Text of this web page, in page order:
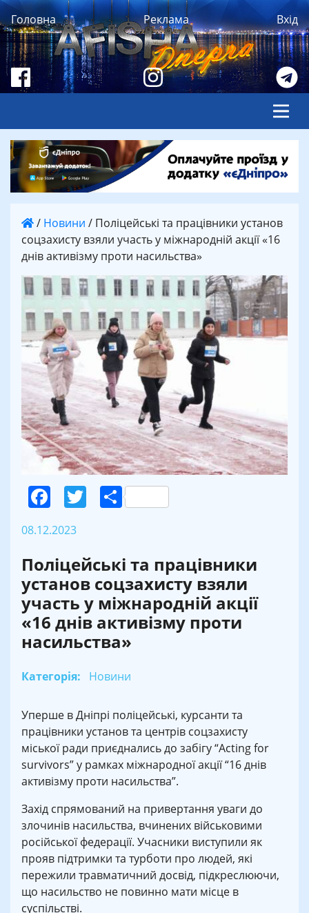
Головна Реклама Вхід
/ Новини / Поліцейські та працівники установ
соцзахисту взяли участь у міжнародній акції «16
днів активізму проти насильства»
Facebook
Twitter
Поділитися
08.12.2023
Поліцейські та працівники
установ соцзахисту взяли
участь у міжнародній акції
«16 днів активізму проти
насильства»
Категорія: Новини
Уперше в Дніпрі поліцейські, курсанти та
працівники установ та центрів соцзахисту
міської ради приєднались до забігу “Acting for
survivors” у рамках міжнародної акції “16 днів
активізму проти насильства”.
Захід спрямований на привертання уваги до
злочинів насильства, вчинених військовими
російської федерації. Учасники виступили як
прояв підтримки та турботи про людей, які
пережили травматичний досвід, підкреслюючи,
що насильство не повинно мати місце в
суспільстві.